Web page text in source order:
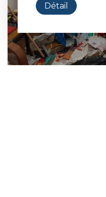
Détail